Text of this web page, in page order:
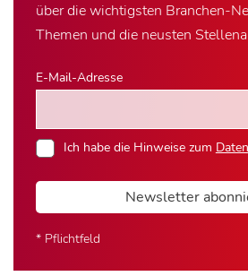
über die wichtigsten Branchen-
Themen und die neusten
E-Mail-Adresse
Ich habe die Hinweise zum
Newsletter
* Pflichtfeld